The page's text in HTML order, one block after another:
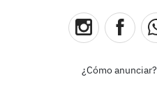
¿Cómo anunciar?